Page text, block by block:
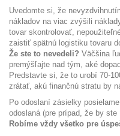
Uvedomte si, že
nákladov na viac zvýšili
tovar skontrolovať,
zaistiť spätnú logistiku tovaru
Že ste to nevedeli? Väčšina
premýšľajte nad tým, aké
Predstavte si, že to urobí 70-
zrátať, akú finančnú stratu by
Po odoslaní zásielky
odoslaná (pre prípad, že by
Robíme vždy všetko pre